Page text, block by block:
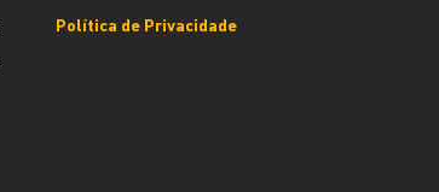
Política de Privacidade